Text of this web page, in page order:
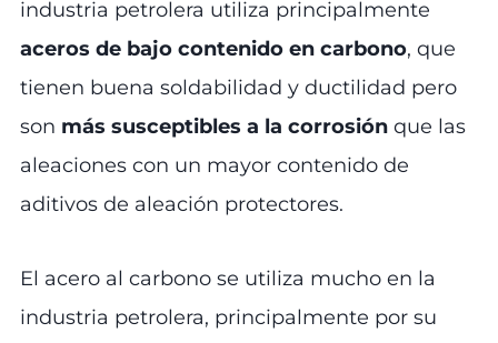
industria petrolera utiliza principalmente
aceros de bajo contenido en carbono, que
tienen buena soldabilidad y ductilidad pero
son más susceptibles a la corrosión que las
aleaciones con un mayor contenido de
aditivos de aleación protectores.
El acero al carbono se utiliza mucho en la
industria petrolera, principalmente por su